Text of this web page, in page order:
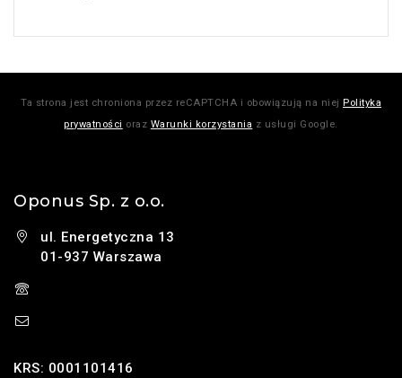
Ta strona jest chroniona przez reCAPTCHA i obowiązują na niej Polityka
prywatności oraz Warunki korzystania z usługi Google.
Oponus Sp. z o.o.
ul. Energetyczna 13
01-937 Warszawa
KRS: 0001101416